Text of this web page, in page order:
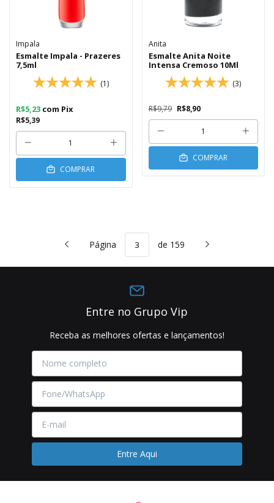
Impala
Esmalte Impala - Prazeres
7,5ml
(1)
R$5,39
R$5,23 com Pix
COMPRAR
Anita
Esmalte Anita Noite
Intensa Cremoso 10Ml
(3)
R$9,79 R$8,90
COMPRAR
Página de 159
Entre no Grupo Vip
Receba as melhores ofertas e lançamentos!